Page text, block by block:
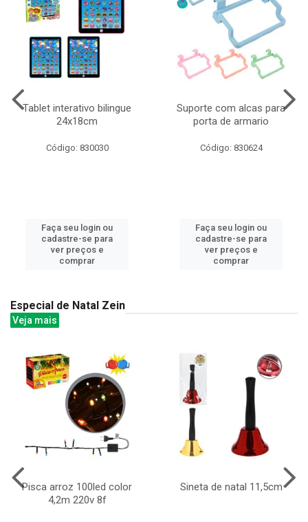
Tablet interativo bilingue
24x18cm
Código: 830030
Faça seu login ou
cadastre-se para
ver preços e
comprar
Suporte com alcas para
porta de armario
Código: 830624
Faça seu login ou
cadastre-se para
ver preços e
comprar
Especial de Natal Zein
Veja mais
Pisca arroz 100led color
4,2m 220v 8f
Sineta de natal 11,5cm